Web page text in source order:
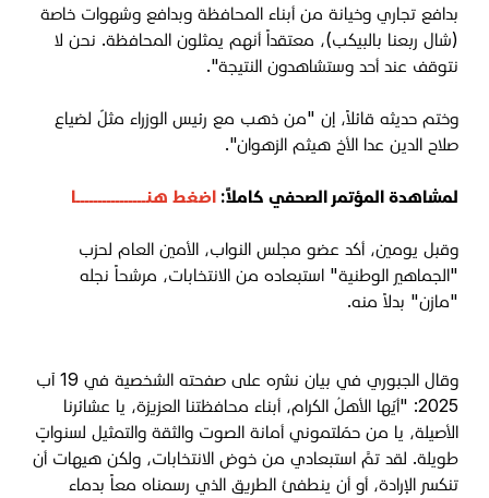
بدافع تجاري وخيانة من أبناء المحافظة وبدافع وشهوات خاصة
(شال ربعنا بالبيكب)، معتقداً أنهم يمثلون المحافظة. نحن لا
نتوقف عند أحد وستشاهدون النتيجة".
وختم حديثه قائلاً، إن "من ذهب مع رئيس الوزراء مثلٌ لضياع
صلاح الدين عدا الأخ هيثم الزهوان".
لمشاهدة المؤتمر الصحفي كاملاً: اضغط هنــــــــــــــــا
وقبل يومين، أكد عضو مجلس النواب، الأمين العام لحزب
"الجماهير الوطنية" استبعاده من الانتخابات، مرشحاً نجله
"مازن" بدلاً منه.
وقال الجبوري في بيان نشره على صفحته الشخصية في 19 آب
2025: "أيّها الأهلُ الكرام، أبناء محافظتنا العزيزة، يا عشائرنا
الأصيلة، يا من حمّلتموني أمانة الصوت والثقة والتمثيل لسنواتٍ
طويلة. لقد تمَّ استبعادي من خوض الانتخابات، ولكن هيهات أن
تنكسر الإرادة، أو أن ينطفئ الطريق الذي رسمناه معاً بدماء